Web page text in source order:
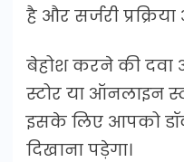
है और सर्जरी
बेहोश करने की
स्टोर या ऑनलाइन
इसके लिए आपको
दिखाना पड़ेगा।